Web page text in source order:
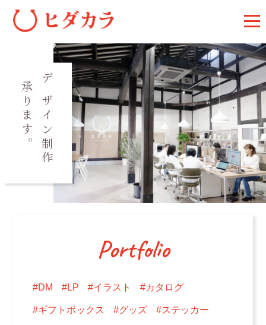
デザイン制作
承ります。
Portfolio
#DM #LP #イラスト #カタログ
#ギフトボックス #グッズ #ステッカー